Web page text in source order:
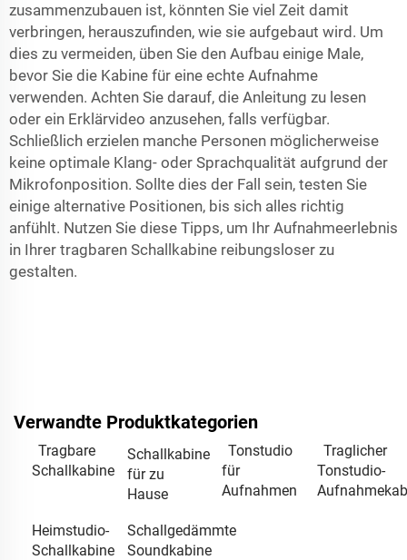
zusammenzubauen ist, könnten Sie viel Zeit damit
verbringen, herauszufinden, wie sie aufgebaut wird. Um
dies zu vermeiden, üben Sie den Aufbau einige Male,
bevor Sie die Kabine für eine echte Aufnahme
verwenden. Achten Sie darauf, die Anleitung zu lesen
oder ein Erklärvideo anzusehen, falls verfügbar.
Schließlich erzielen manche Personen möglicherweise
keine optimale Klang- oder Sprachqualität aufgrund der
Mikrofonposition. Sollte dies der Fall sein, testen Sie
einige alternative Positionen, bis sich alles richtig
anfühlt. Nutzen Sie diese Tipps, um Ihr Aufnahmeerlebnis
in Ihrer tragbaren Schallkabine reibungsloser zu
gestalten.
Verwandte Produktkategorien
Tragbare
Schallkabine
Schallkabine
für zu
Hause
Tonstudio
für
Aufnahmen
Traglicher
Tonstudio-
Heimstudio-
Schallkabine
Schallgedämmte
Soundkabine